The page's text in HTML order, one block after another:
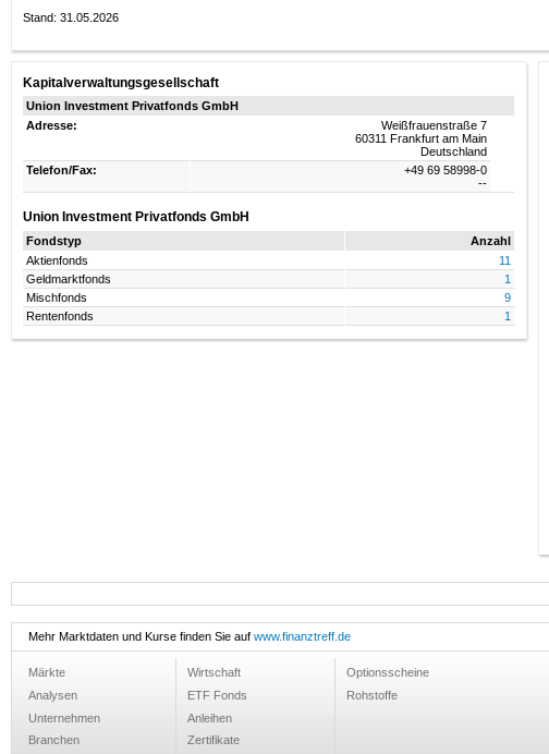
Stand: 31.05.2026
Kapitalverwaltungsgesellschaft
Union Investment Privatfonds GmbH
Adresse:
Weißfrauenstraße 7
60311 Frankfurt am Main
Deutschland
Telefon/Fax:
+49 69 58998-0
--
Union Investment Privatfonds GmbH
Fondstyp
Anzahl
Aktienfonds
11
Geldmarktfonds
1
Mischfonds
9
Rentenfonds
1
Mehr Marktdaten und Kurse finden Sie auf www.finanztreff.de
Märkte
Analysen
Unternehmen
Branchen
Wirtschaft
ETF Fonds
Anleihen
Zertifikate
Optionsscheine
Rohstoffe